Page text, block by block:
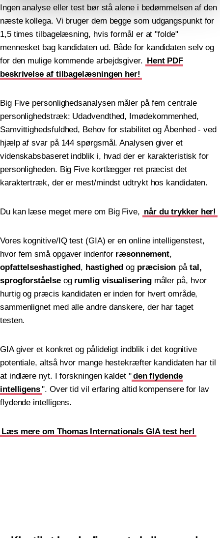
Ingen analyse eller test bør stå alene i bedømmelsen af den
næste kollega. Vi bruger dem begge som udgangspunkt for
1,5 times tilbagelæsning, hvis formål er at "folde"
mennesket bag kandidaten ud. Både for kandidaten selv og
for den mulige kommende arbejdsgiver. Hent PDF
beskrivelse af tilbagelæsningen her!
Big Five personlighedsanalysen måler på fem centrale
personlighedstræk: Udadvendthed, Imødekommenhed,
Samvittighedsfuldhed, Behov for stabilitet og Åbenhed - ved
hjælp af svar på 144 spørgsmål. Analysen giver et
videnskabsbaseret indblik i, hvad der er karakteristisk for
personligheden. Big Five kortlægger ret præcist det
karaktertræk, der er mest/mindst udtrykt hos kandidaten.
Du kan læse meget mere om Big Five, når du trykker her!
Vores kognitive/IQ test (GIA) er en online intelligenstest,
hvor fem små opgaver indenfor ræsonnement,
opfattelseshastighed, hastighed og præcision på tal,
sprogforståelseog rumlig visualiseringmåler på, hvor
hurtig og præcis kandidaten er inden for hvert område,
sammenlignet med alle andre danskere, der har taget
testen.
GIA giver et konkret og pålideligt indblik i det kognitive
potentiale, altså hvor mange hestekræfter kandidaten har til
at indlære nyt. I forskningen kaldet "den flydende
intelligens". Over tid vil erfaring altid kompensere for lav
flydende intelligens.
Læs mere om Thomas Internationals GIA test her!